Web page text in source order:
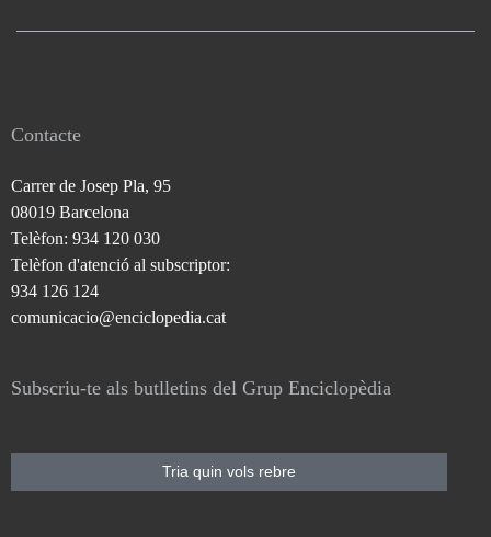
Contacte
Carrer de Josep Pla, 95
08019 Barcelona
Telèfon: 934 120 030
Telèfon d'atenció al subscriptor:
934 126 124
comunicacio@enciclopedia.cat
Subscriu-te als butlletins del Grup Enciclopèdia
Tria quin vols rebre